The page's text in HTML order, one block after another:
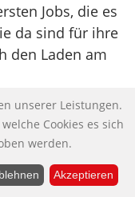
Jobs, die es
da sind für ihre
den Laden am
der
eine
Wir
die jeweiligen
Handel für
unserer Leistungen.
Cookies es sich
werden.
Akzeptieren